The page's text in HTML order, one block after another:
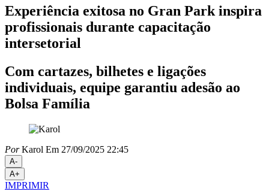
Experiência exitosa no Gran Park inspira
profissionais durante capacitação
intersetorial
Com cartazes, bilhetes e ligações
individuais, equipe garantiu adesão ao
Bolsa Família
PorKarol Em 27/09/2025 22:45
A-
A+
IMPRIMIR